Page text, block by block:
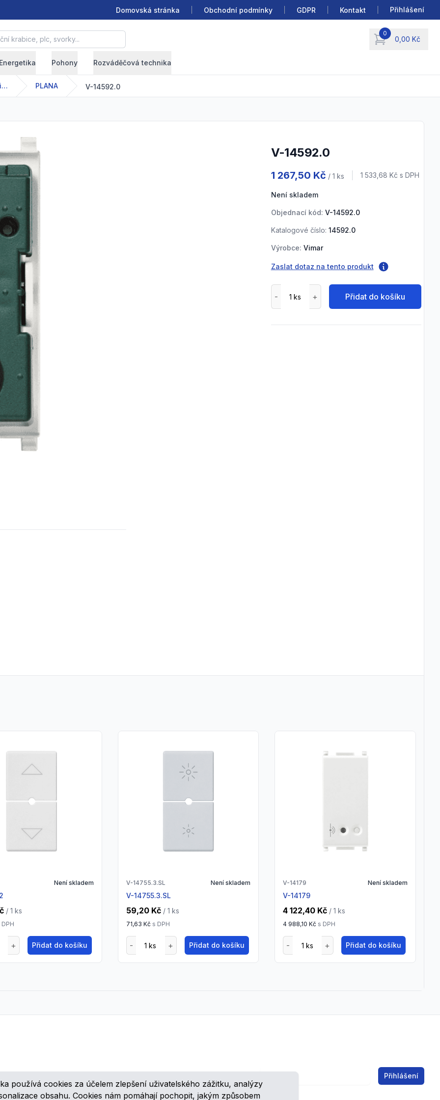
používá cookies za účelem zlepšení uživatelského zážitku, analýzy
obsahu. Cookies nám pomáhají pochopit, jakým způsobem
Domovská stránka Obchodní podmínky GDPR Kontakt Přihlášení
plc, svorky... 0
0,00 Kč
items in cart, view
Energetika Pohony Rozváděčová technika
Bezdrátové elektroinstalační přístroje View PLANA V-14592.0
V-14592.0
1 267,50 Kč / 1 ks Cena s DPH
1 533,68 Kč s DPH
Není skladem
Objednací kód: V-14592.0
Katalogové číslo: 14592.0
Výrobce: Vimar
Zaslat dotaz na tento produkt
Přidat do košíku
Není skladem
/ 1 ks
DPH
Přidat do košíku
V-14755.3.SL Není skladem
V-14755.3.SL
59,20 Kč / 1 ks
71,63 Kč s DPH
Přidat do košíku
V-14179 Není skladem
V-14179
4 122,40 Kč / 1 ks
4 988,10 Kč s DPH
Přidat do košíku
speciálních cenových nabídkách a různých zajímavých akcích.
Email address Přihlášení